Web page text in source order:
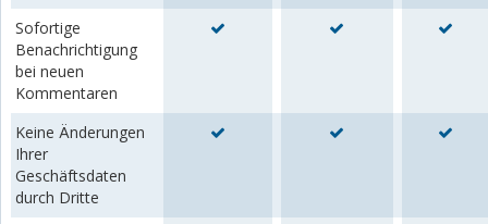
Sofortige
Benachrichtigung
bei neuen
Kommentaren
Keine Änderungen
Ihrer
Geschäftsdaten
durch Dritte